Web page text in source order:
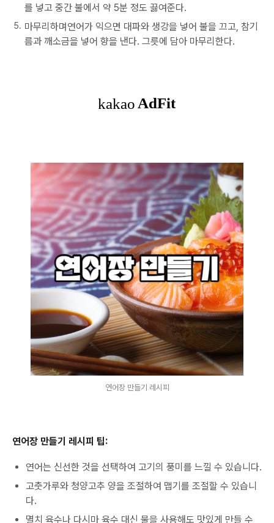
를 넣고 중간 불에서 약 5분 정도 끓여준다.
마무리하며연어가 익으면 대파와 생강을 넣어 불을 끄고, 참기
름과 깨소금을 넣어 향을 낸다. 그릇에 담아 마무리한다.
연어장 만들기 레시피
연어장 만들기 레시피 팁:
연어는 신선한 것을 선택하여 고기의 풍미를 느낄 수 있습니다.
고춧가루와 청양고추 양을 조절하여 맵기를 조절할 수 있습니
다.
멸치 육수나 다시마 육수 대신 물을 사용해도 맛있게 만들 수